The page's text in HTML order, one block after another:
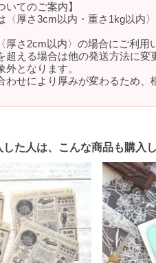
いてのご案内】
〈厚さ3cm以内・重さ1kg以内
厚さ2cm以内〉の場合にご利用
超える場合は他の発送方法に変
となります。
わせにより厚みが変わるため、
した人は、こんな商品も購入